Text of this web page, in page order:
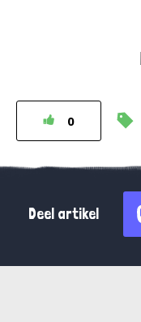
0
Deel artikel